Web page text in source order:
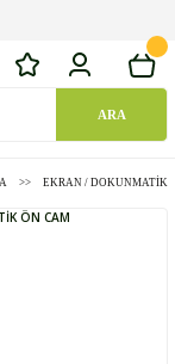
ARA
EKRAN / DOKUNMATİK